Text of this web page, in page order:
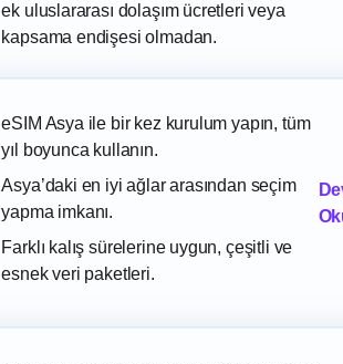
ek uluslararası dolaşım ücretleri veya
kapsama endişesi olmadan.
eSIM Asya ile bir kez kurulum yapın, tüm
yıl boyunca kullanın.
Asya’daki en iyi ağlar arasından seçim
yapma imkanı.
Farklı kalış sürelerine uygun, çeşitli ve
esnek veri paketleri.